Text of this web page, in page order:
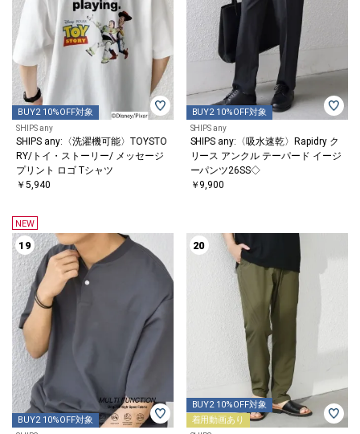
BUY2 10%OFF対象
SHIPS any
SHIPS any:〈洗濯機可能〉TOYSTO
RY/トイ・ストーリー/ メッセージ
プリント ロゴ Tシャツ
￥5,940
BUY2 10%OFF対象
SHIPS any
SHIPS any:〈吸水速乾〉Rapidry ク
リース アンクル テーパード イージ
ーパンツ26SS◇
￥9,900
NEW
BUY2 10%OFF対象
19
BUY2 10%OFF対象
着用動画あり
20